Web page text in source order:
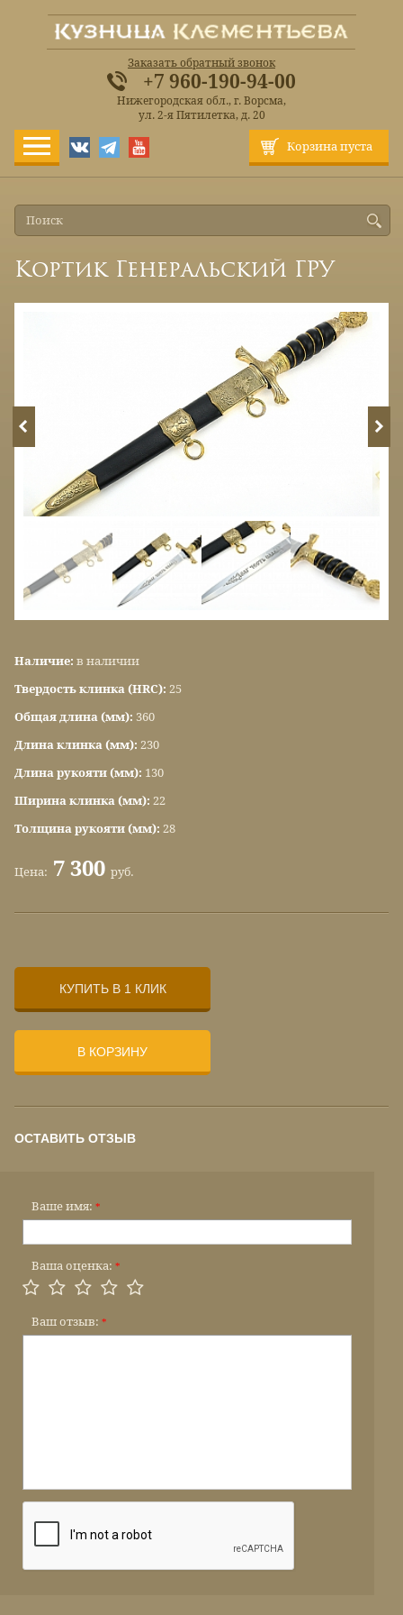
Корзина пуста
Заказать обратный звонок
+7 960-190-94-00
Нижегородская обл., г. Ворсма,
ул. 2-я Пятилетка, д. 20
Кортик Генеральский ГРУ
Наличие: в наличии
Твердость клинка (HRC): 25
Общая длина (мм): 360
Длина клинка (мм): 230
Длина рукояти (мм): 130
Ширина клинка (мм): 22
Толщина рукояти (мм): 28
Цена: 7 300 руб.
КУПИТЬ В 1 КЛИК
В КОРЗИНУ
ОСТАВИТЬ ОТЗЫВ
Ваше имя: *
Ваша оценка: *
Ваш отзыв: *